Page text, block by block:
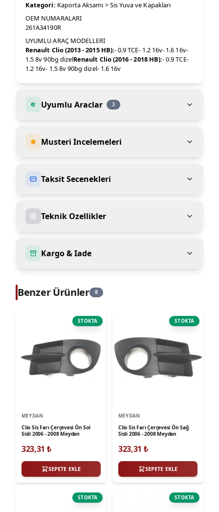
Kategori: Kaporta Aksamı > Sis Yuva ve Kapakları
OEM NUMARALARI
261A34190R
UYUMLU ARAÇ MODELLERİ
Renault Clio (2013 - 2015 HB):- 0.9 TCE- 1.2 16v- 1.6 16v-
1.5 8v 90bg dizelRenault Clio (2016 - 2018 HB):- 0.9 TCE-
1.2 16v- 1.5 8v 90bg dizel- 1.6 16v
Uyumlu Araclar 3
Musteri Incelemeleri
Taksit Secenekleri
Teknik Ozellikler
Kargo & Iade
Benzer Ürünler 8
STOKTA
MEYDAN
Clio Sis Farı Çerçevesi Ön Sol
Sisli 2006 - 2008 Meydan
323,31 ₺
SEPETE EKLE
STOKTA
MEYDAN
Clio Sis Farı Çerçevesi Ön Sağ
Sisli 2006 - 2008 Meydan
323,31 ₺
SEPETE EKLE
STOKTA STOKTA